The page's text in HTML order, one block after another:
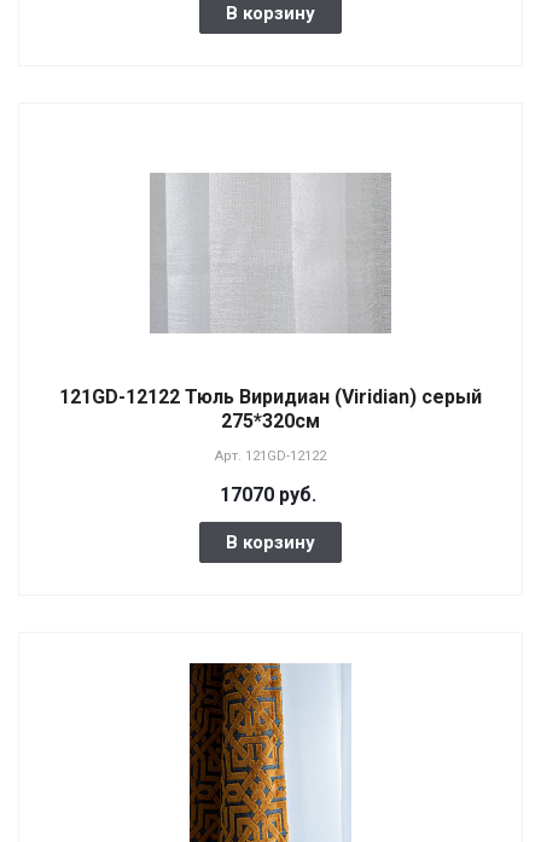
В корзину
121GD-12122 Тюль Виридиан (Viridian) серый
275*320см
Арт. 121GD-12122
17070 руб.
В корзину